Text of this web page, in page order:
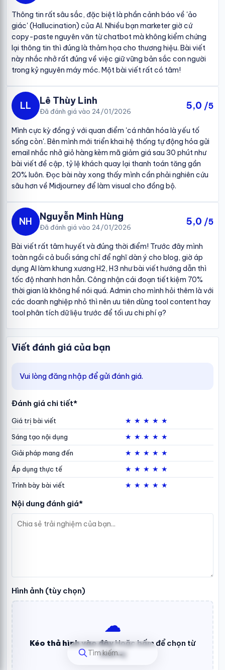
Thông tin rất sâu sắc, đặc biệt là phần cảnh báo về 'ảo
giác' (Hallucination) của AI. Nhiều bạn marketer giờ cứ
copy-paste nguyên văn từ chatbot mà không kiểm chứng
lại thông tin thì đúng là thảm họa cho thương hiệu. Bài viết
này nhắc nhở rất đúng về việc giữ vững bản sắc con người
trong kỷ nguyên máy móc. Một bài viết rất có tâm!
LL Lê Thùy Linh
Đã đánh giá vào 24/01/2026 5,0 /5
Mình cực kỳ đồng ý với quan điểm 'cá nhân hóa là yếu tố
sống còn'. Bên mình mới triển khai hệ thống tự động hóa gửi
email nhắc nhở giỏ hàng kèm mã giảm giá sau 30 phút như
bài viết đề cập, tỷ lệ khách quay lại thanh toán tăng gần
20% luôn. Đọc bài này xong thấy mình cần phải nghiên cứu
sâu hơn về Midjourney để làm visual cho đồng bộ.
NH Nguyễn Minh Hùng
Đã đánh giá vào 24/01/2026 5,0 /5
Bài viết rất tâm huyết và đúng thời điểm! Trước đây mình
toàn ngồi cả buổi sáng chỉ để nghĩ dàn ý cho blog, giờ áp
dụng AI làm khung xương H2, H3 như bài viết hướng dẫn thì
tốc độ nhanh hơn hẳn. Công nhận cái đoạn tiết kiệm 70%
thời gian là không hề nói quá. Admin cho mình hỏi thêm là với
các doanh nghiệp nhỏ thì nên ưu tiên dùng tool content hay
tool phân tích dữ liệu trước để tối ưu chi phí ạ?
Viết đánh giá của bạn
Vui lòng đăng nhập để gửi đánh giá.
Đánh giá chi tiết*
Giá trị bài viết ★ ★ ★ ★ ★
Sáng tạo nội dụng ★ ★ ★ ★ ★
Giải pháp mang đến ★ ★ ★ ★ ★
Áp dụng thực tế ★ ★ ★ ★ ★
Trình bày bài viết ★ ★ ★ ★ ★
Nội dung đánh giá*
Hình ảnh (tùy chọn)
☁︎
Kéo thả hình vào đâyHoặc bấm để chọn từ
thiết bị
Tìm kiếm...